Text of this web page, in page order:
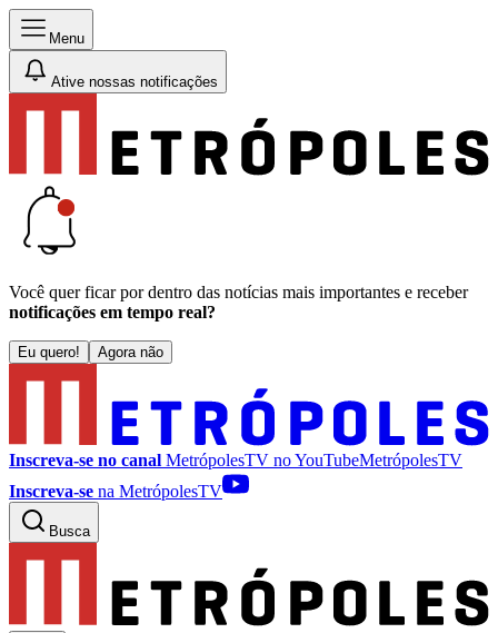
Menu
Ative nossas notificações
Você quer ficar por dentro das notícias mais importantes e receber
notificações em tempo real?
Eu quero! Agora não
Inscreva-se no canal MetrópolesTV noYouTubeMetrópolesTV
Inscreva-se na MetrópolesTV
Busca